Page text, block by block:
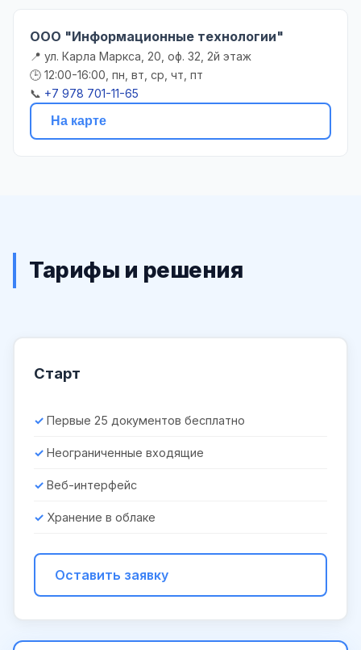
ООО "Информационные технологии"
📍 ул. Карла Маркса, 20, оф. 32, 2й этаж
🕒 12:00-16:00, пн, вт, ср, чт, пт
📞 +7 978 701-11-65
На карте
Тарифы и решения
Старт
Первые 25 документов бесплатно
Неограниченные входящие
Веб-интерфейс
Хранение в облаке
Оставить заявку